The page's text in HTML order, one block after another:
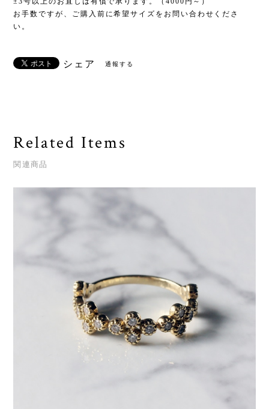
お手数ですが、ご購入前に希望サイズをお問い合わせくださ
い。
シェア 通報する
Related Items
関連商品